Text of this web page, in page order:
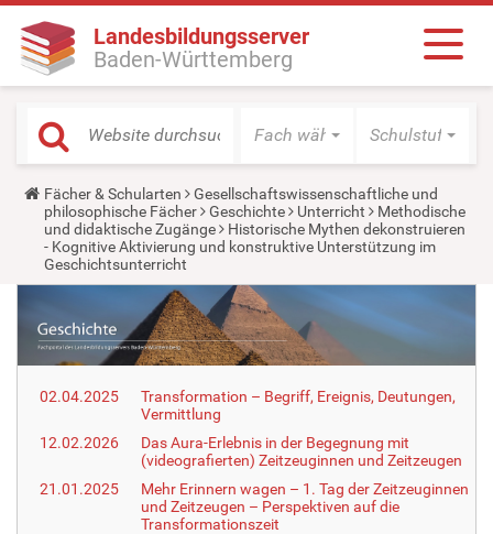
Landesbildungsserver
Baden-Württemberg
Fach wählen Schulstufe
Y
o
u
a
r
e
r
e
:
Fächer & Schularten
Gesellschaftswissenschaftliche und
philosophische Fächer
Geschichte Unterricht
Methodische
und didaktische Zugänge
Historische Mythen dekonstruieren
- Kognitive Aktivierung und konstruktive Unterstützung im
Geschichtsunterricht
02.04.2025
Transformation – Begriff, Ereignis, Deutungen,
Vermittlung
12.02.2026
Das Aura-Erlebnis in der Begegnung mit
(videografierten) Zeitzeuginnen und Zeitzeugen
21.01.2025
Mehr Erinnern wagen – 1. Tag der Zeitzeuginnen
und Zeitzeugen – Perspektiven auf die
Transformationszeit